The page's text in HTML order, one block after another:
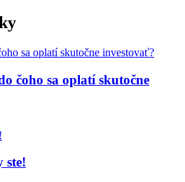
čoho sa oplatí skutočne
ste!